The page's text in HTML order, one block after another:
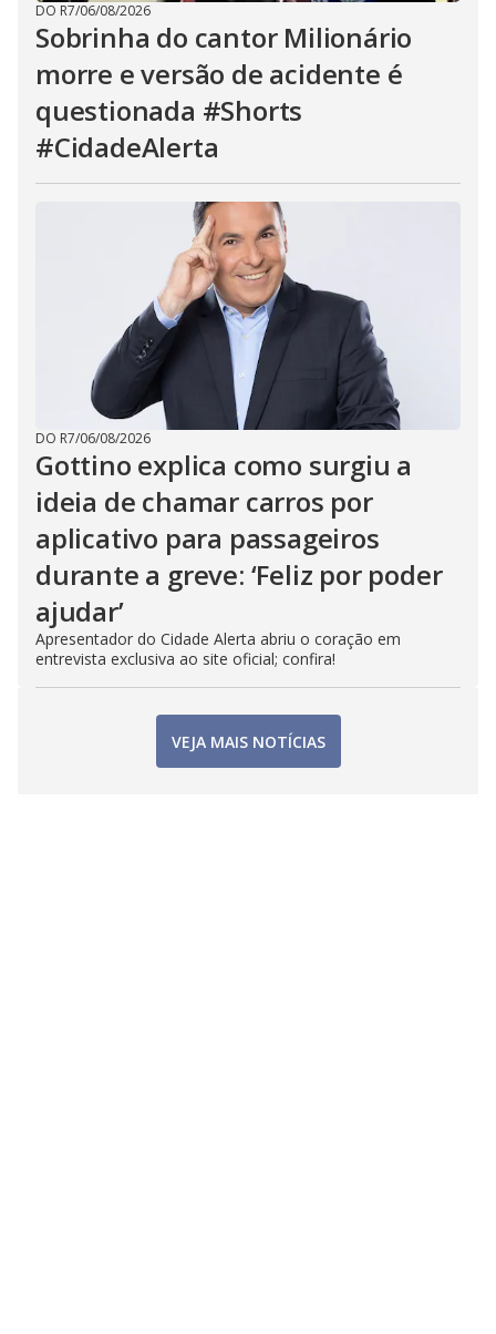
DO R7/06/08/2026
Sobrinha do cantor Milionário
morre e versão de acidente é
questionada #Shorts
#CidadeAlerta
DO R7/06/08/2026
Gottino explica como surgiu a
ideia de chamar carros por
aplicativo para passageiros
durante a greve: ‘Feliz por poder
ajudar’
Apresentador do Cidade Alerta abriu o coração em
entrevista exclusiva ao site oficial; confira!
VEJA MAIS NOTÍCIAS